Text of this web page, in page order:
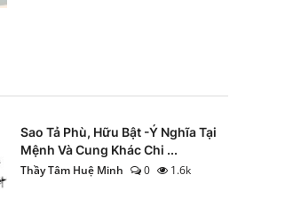
Sao Tả Phù, Hữu Bật -Ý Nghĩa Tại
Mệnh Và Cung Khác Chi ...
Thầy Tâm Huệ Minh
0 1.6k